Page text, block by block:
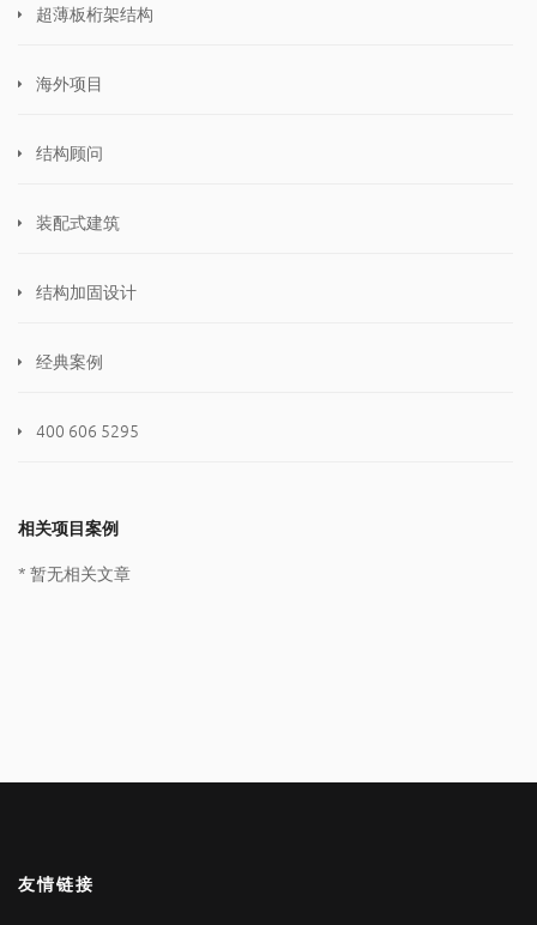
超薄板桁架结构
海外项目
结构顾问
装配式建筑
结构加固设计
经典案例
400 606 5295
相关项目案例
* 暂无相关文章
友情链接